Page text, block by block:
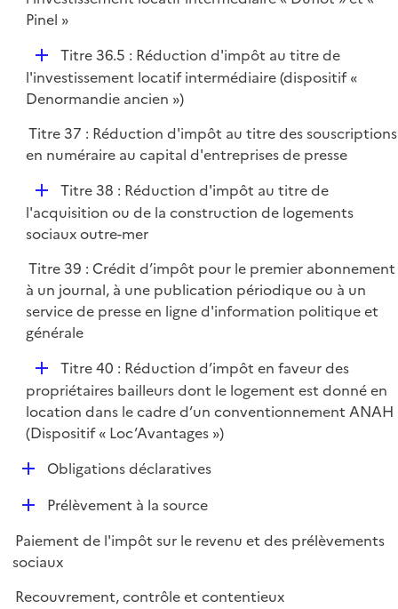
p
e
r
Pinel »
D
é
p
i
e
Titre 36.5 : Réduction d'impôt au titre de
l'investissement locatif intermédiaire (dispositif «
Denormandie ancien »)
Titre 37 : Réduction d'impôt au titre des souscriptions
en numéraire au capital d'entreprises de presse
D
é
p
i
e
r
Titre 38 : Réduction d'impôt au titre de
l'acquisition ou de la construction de logements
sociaux outre-mer
Titre 39 : Crédit d’impôt pour le premier abonnement
à un journal, à une publication périodique ou à un
service de presse en ligne d'information politique et
générale
D
é
p
l
e
r
Titre 40 : Réduction d’impôt en faveur des
propriétaires bailleurs dont le logement est donné en
location dans le cadre d’un conventionnement ANAH
(Dispositif « Loc’Avantages »)
D
i
e
r
Obligations déclaratives
D
p
l
i
Prélèvement à la source
Paiement de l'impôt sur le revenu et des prélèvements
sociaux
Recouvrement, contrôle et contentieux